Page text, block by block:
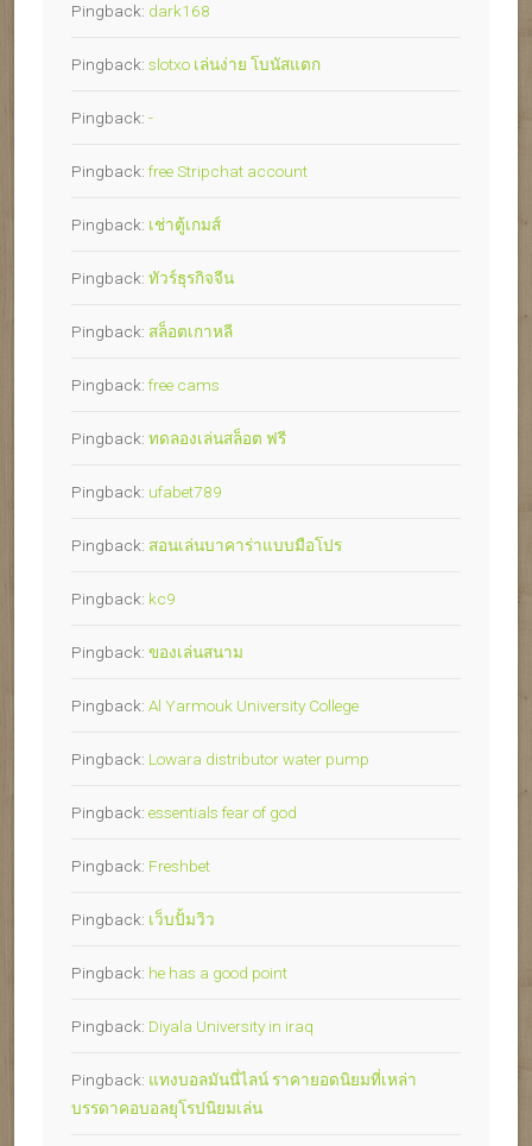
Pingback: dark168
Pingback: slotxo เล่นง่าย โบนัสแตก
Pingback: -
Pingback: free Stripchat account
Pingback: เช่าตู้เกมส์
Pingback: ทัวร์ธุรกิจจีน
Pingback: สล็อตเกาหลี
Pingback: free cams
Pingback: ทดลองเล่นสล็อต ฟรี
Pingback: ufabet789
Pingback: สอนเล่นบาคาร่าแบบมือโปร
Pingback: kc9
Pingback: ของเล่นสนาม
Pingback: Al Yarmouk University College
Pingback: Lowara distributor water pump
Pingback: essentials fear of god
Pingback: Freshbet
Pingback: เว็บปั้มวิว
Pingback: he has a good point
Pingback: Diyala University in iraq
Pingback: แทงบอลมันนี่ไลน์ ราคายอดนิยมที่เหล่า
บรรดาคอบอลยุโรปนิยมเล่น